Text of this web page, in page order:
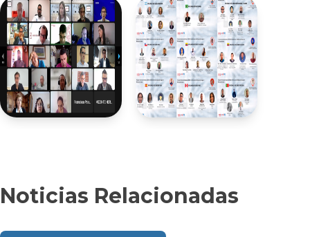
Noticias Relacionadas